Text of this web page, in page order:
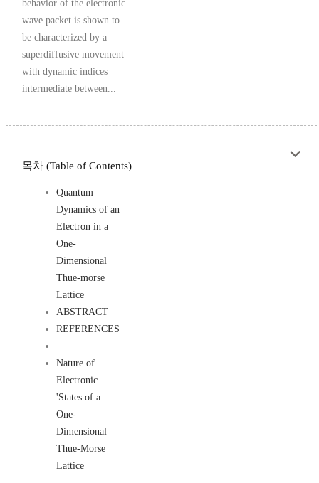
behavior of the electronic
wave packet is shown to
be characterized by a
superdiffusive movement
with dynamic indices
intermediate between...
목차 (Table of Contents)
Quantum
Dynamics of an
Electron in a
One-
Dimensional
Thue-morse
Lattice
ABSTRACT
REFERENCES
Nature of
Electronic
'States of a
One-
Dimensional
Thue-Morse
Lattice